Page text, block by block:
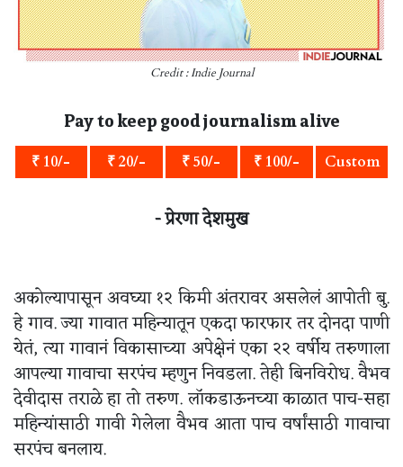
Credit : Indie Journal
Pay to keep good journalism alive
₹ 10/- ₹ 20/- ₹ 50/- ₹ 100/- Custom
- प्रेरणा देशमुख
अकोल्यापासून अवघ्या १२ किमी अंतरावर असलेलं आपोती बु.
हे गाव. ज्या गावात महिन्यातून एकदा फारफार तर दोनदा पाणी
येतं, त्या गावानं विकासाच्या अपेक्षेनं एका २२ वर्षीय तरुणाला
आपल्या गावाचा सरपंच म्हणुन निवडला. तेही बिनविरोध. वैभव
देवीदास तराळे हा तो तरुण. लॉकडाऊनच्या काळात पाच-सहा
महिन्यांसाठी गावी गेलेला वैभव आता पाच वर्षांसाठी गावाचा
सरपंच बनलाय.